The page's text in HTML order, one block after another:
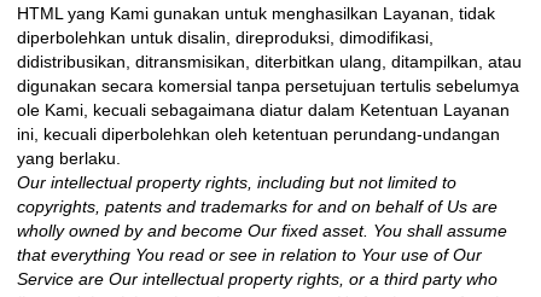
HTML yang Kami gunakan untuk menghasilkan Layanan, tidak
diperbolehkan untuk disalin, direproduksi, dimodifikasi,
didistribusikan, ditransmisikan, diterbitkan ulang, ditampilkan, atau
digunakan secara komersial tanpa persetujuan tertulis sebelumya
ole Kami, kecuali sebagaimana diatur dalam Ketentuan Layanan
ini, kecuali diperbolehkan oleh ketentuan perundang-undangan
yang berlaku.
Our intellectual property rights, including but not limited to
copyrights, patents and trademarks for and on behalf of Us are
wholly owned by and become Our fixed asset. You shall assume
that everything You read or see in relation to Your use of Our
Service are Our intellectual property rights, or a third party who